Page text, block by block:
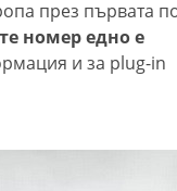
през първата
номер едно е
и за plug-in